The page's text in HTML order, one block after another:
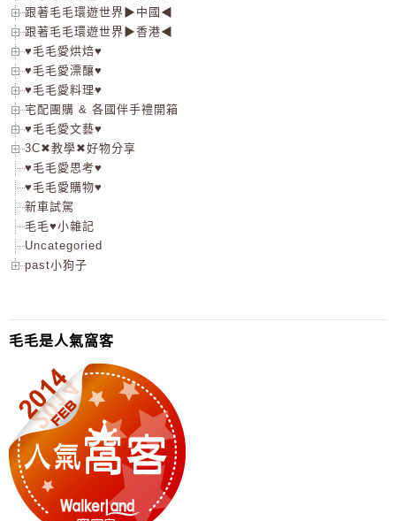
跟著毛毛環遊世界▶中國◀
跟著毛毛環遊世界▶香港◀
♥毛毛愛烘焙♥
♥毛毛愛漂釀♥
♥毛毛愛料理♥
宅配團購 & 各國伴手禮開箱
♥毛毛愛文藝♥
3C✖教學✖好物分享
♥毛毛愛思考♥
♥毛毛愛購物♥
新車試駕
毛毛♥小雜記
Uncategoried
past小狗子
毛毛是人氣窩客